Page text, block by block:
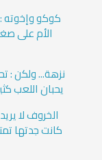
كوكو وإخوته
الأم على
نزهة... ولكن :
يحبان اللعب
الخروف لا
كانت جدتها